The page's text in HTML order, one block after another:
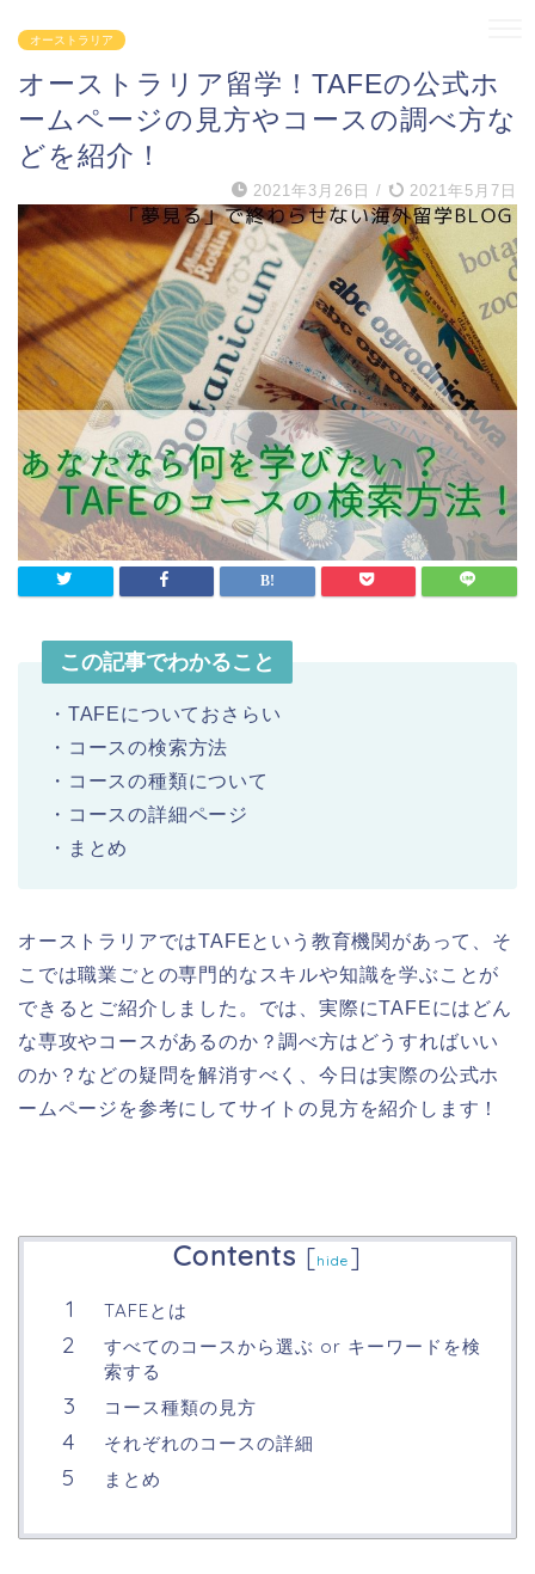
オーストラリア
オーストラリア留学！TAFEの公式ホ
ームページの見方やコースの調べ方な
どを紹介！
2021年3月26日 / 2021年5月7日
この記事でわかること
・TAFEについておさらい
・コースの検索方法
・コースの種類について
・コースの詳細ページ
・まとめ
オーストラリアではTAFEという教育機関があって、そ
こでは職業ごとの専門的なスキルや知識を学ぶことが
できるとご紹介しました。では、実際にTAFEにはどん
な専攻やコースがあるのか？調べ方はどうすればいい
のか？などの疑問を解消すべく、今日は実際の公式ホ
ームページを参考にしてサイトの見方を紹介します！
Contents [hide ]
TAFEとは
すべてのコースから選ぶ or キーワードを検
索する
コース種類の見方
それぞれのコースの詳細
まとめ